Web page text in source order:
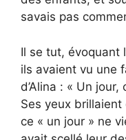
savais pas
Il se tut, évoquant
ils avaient vu une
d’Alina : « Un
Ses yeux brillaient
ce « un jour » ne